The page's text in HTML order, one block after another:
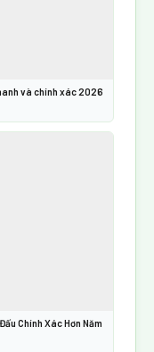
và chính xác 2026
Chính Xác Hơn Năm